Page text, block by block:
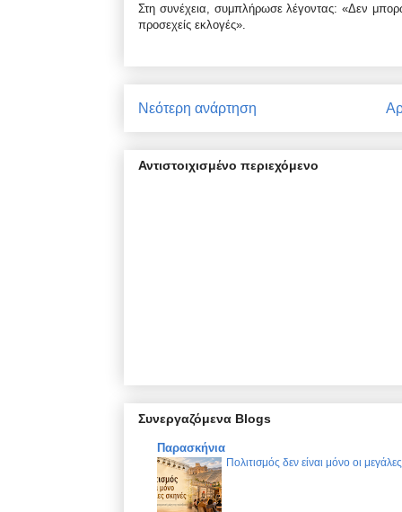
Στη συνέχεια, συμπλήρωσε λέγοντας: «Δεν
προσεχείς εκλογές».
Νεότερη ανάρτηση
Αντιστοιχισμένο περιεχόμενο
Συνεργαζόμενα Blogs
Παρασκήνια
Πολιτισμός δεν είναι μόνο οι